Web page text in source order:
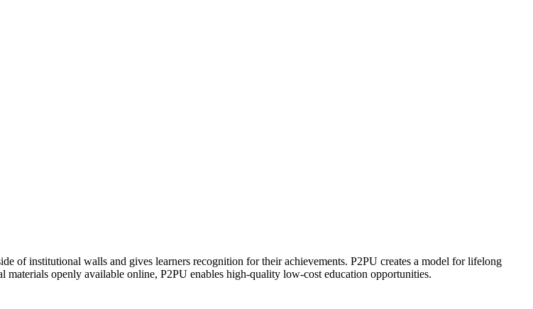
of institutional walls and gives learners recognition for their achievements. P2PU creates a model for lifelong
openly available online, P2PU enables high-quality low-cost education opportunities.